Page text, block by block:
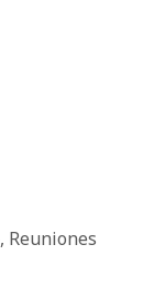
, Reuniones